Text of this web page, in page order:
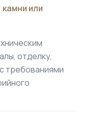
или
отделку,
требованиями